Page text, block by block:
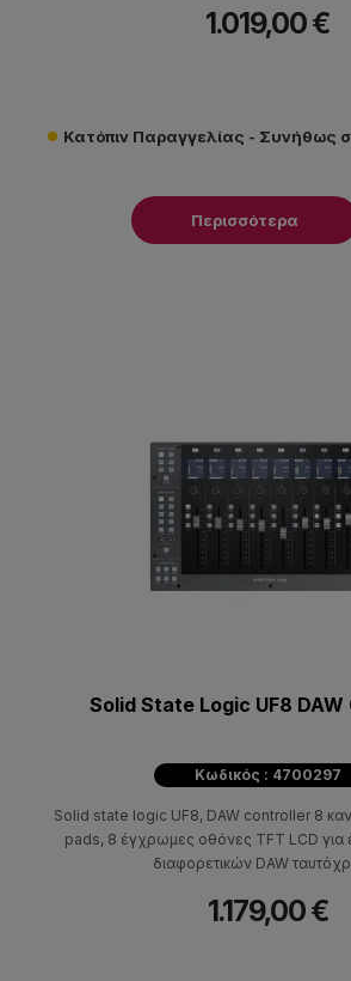
1.019,00 €
Κατόπιν Παραγγελίας - Συνήθως
Περισσότερα
Solid State Logic UF8
Κωδικός : 4700297
Solid state logic UF8, DAW controller 8 καναλιών, 8 sensitive
pads, 8 έγχρωμες οθόνες TFT LCD για
διαφορετικών DAW
1.179,00 €